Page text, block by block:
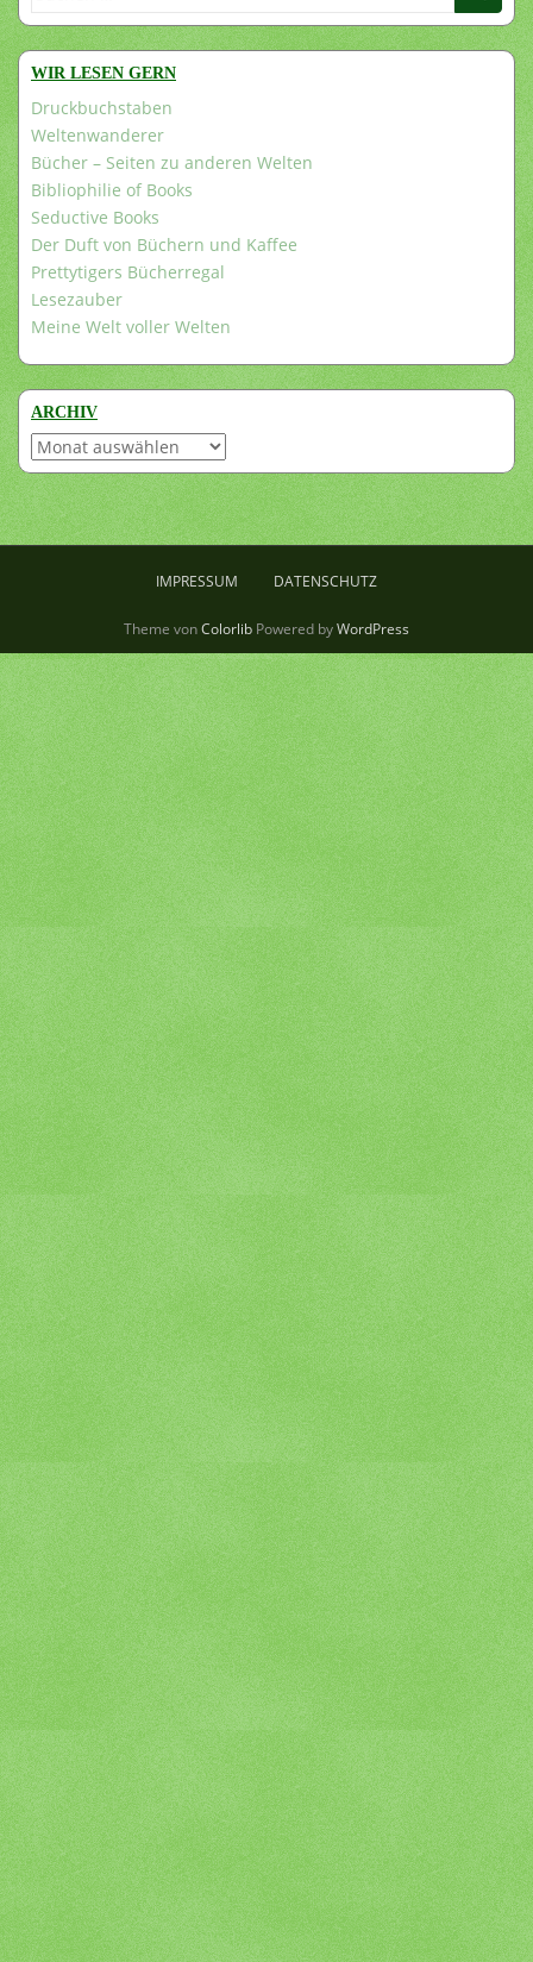
WIR LESEN GERN
Druckbuchstaben
Weltenwanderer
Bücher – Seiten zu anderen Welten
Bibliophilie of Books
Seductive Books
Der Duft von Büchern und Kaffee
Prettytigers Bücherregal
Lesezauber
Meine Welt voller Welten
ARCHIV
Archiv
IMPRESSUM DATENSCHUTZ
Theme vonColorlib Powered byWordPress